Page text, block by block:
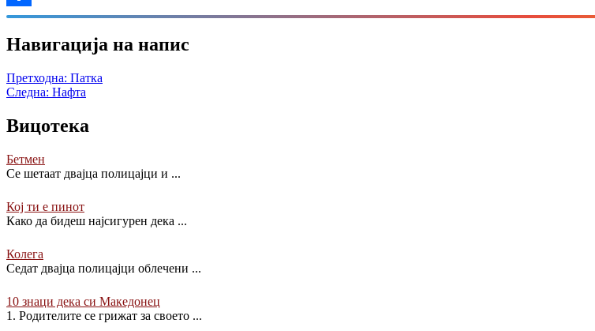
Share
Навигација на напис
Претходна: Патка
Следна: Нафта
Вицотека
Бетмен
Се шетаат двајца полицајци и ...
Кој ти е пинот
Како да бидеш најсигурен дека ...
Колега
Седат двајца полицајци облечени ...
10 знаци дека си Mакедонец
1. Родителите се грижат за своето ...